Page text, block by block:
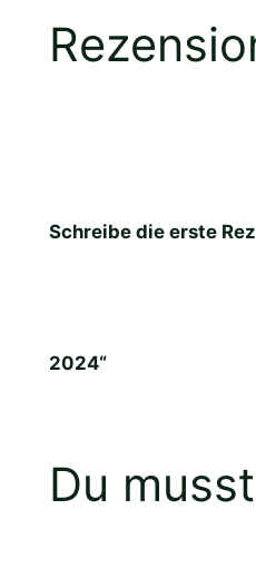
Schreibe die erste
2024“
Du musst